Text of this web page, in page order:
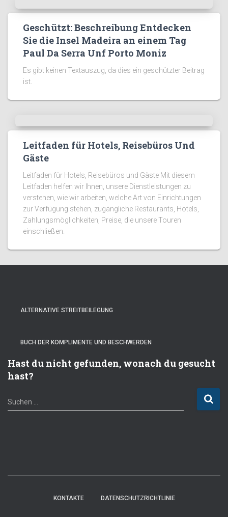
Geschützt: Beschreibung Entdecken
Sie die Insel Madeira an einem Tag
Paul Da Serra Unf Porto Moniz
Es gibt keinen Textauszug, da dies ein geschützter Beitrag
ist.
Leitfaden für Hotels, Reisebüros Und
Gäste
Leitfaden für Hotels, Reisebüros und Gäste Mit diesem
Leitfaden helfen wir Ihnen, unsere Dienstleistungen zu
verstehen, wie wir arbeiten, welche Art von Einrichtungen
zur Verfügung stehen, zugängliche Restaurants, Hotels,
Zahlungsmöglichkeiten, Preise, die unsere Touren
einschließen.
ALTERNATIVE STREITBEILEGUNG
BUCH DER KOMPLIMENTE UND BESCHWERDEN
Hast du nicht gefunden, wonach du gesucht
hast?
S
u
a
Suchen …
KONTAKTE DATENSCHUTZRICHTLINIE